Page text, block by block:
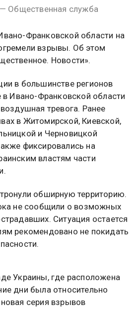
Общественная служба
Франковской области на
взрывы. Об этом
Новости».
в большинстве регионов
в Ивано-Франковской области
тревога. Ранее
в Житомирской, Киевской,
и Черновицкой
фиксировались на
властям части
обширную территорию.
не сообщили о возможных
Ситуация остается
рекомендовано не покидать
Украины, где расположена
дни была относительно
серия взрывов